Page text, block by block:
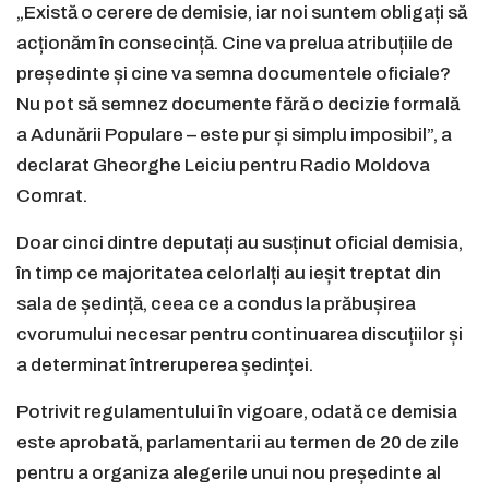
„Există o cerere de demisie, iar noi suntem obligați să
acționăm în consecință. Cine va prelua atribuțiile de
președinte și cine va semna documentele oficiale?
Nu pot să semnez documente fără o decizie formală
a Adunării Populare – este pur și simplu imposibil”, a
declarat Gheorghe Leiciu pentru Radio Moldova
Comrat.
Doar cinci dintre deputați au susținut oficial demisia,
în timp ce majoritatea celorlalți au ieșit treptat din
sala de ședință, ceea ce a condus la prăbușirea
cvorumului necesar pentru continuarea discuțiilor și
a determinat întreruperea ședinței.
Potrivit regulamentului în vigoare, odată ce demisia
este aprobată, parlamentarii au termen de 20 de zile
pentru a organiza alegerile unui nou președinte al